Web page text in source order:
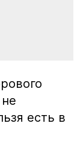
есть в